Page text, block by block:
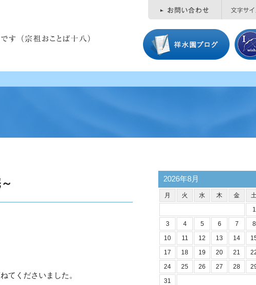
てくださいました。
2026年8月
月 火 水 木 金
1
3
4 5 6 7 8
10
11 12 13 14
17
18 19 20 21
24
25 26 27 28
31